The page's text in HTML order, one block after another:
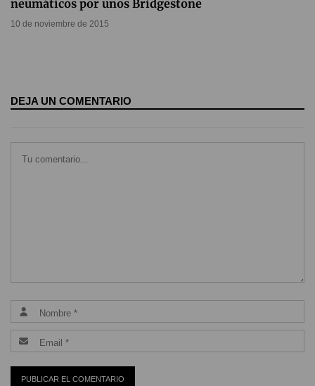
neumáticos por unos Bridgestone
10 de noviembre de 2015
DEJA UN COMENTARIO